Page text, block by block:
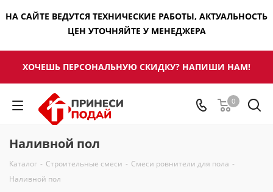
НА САЙТЕ ВЕДУТСЯ ТЕХНИЧЕСКИЕ РАБОТЫ, АКТУАЛЬНОСТЬ
ЦЕН УТОЧНЯЙТЕ У МЕНЕДЖЕРА
ХОЧЕШЬ ПЕРСОНАЛЬНУЮ СКИДКУ? НАПИШИ НАМ!
0
Наливной пол
Каталог - Строительные смеси - Смеси ровнители для пола -
Наливной пол